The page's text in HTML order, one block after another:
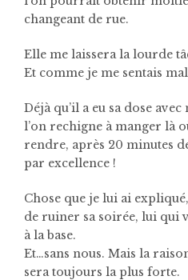
changeant de rue.
Elle me laissera la lourde
Et comme je me sentais
Déjà qu’il a eu sa dose
l’on rechigne à manger là
rendre, après 20 minutes
par excellence !
Chose que je lui ai
de ruiner sa soirée, lui qui
à la base.
Et…sans nous. Mais la
sera toujours la plus forte.